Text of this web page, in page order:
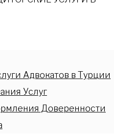
Адвокатов в Турции
Услуг
Доверенности